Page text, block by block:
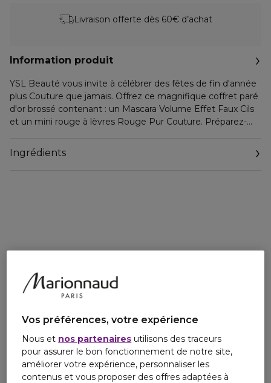
Livraison offerte dès 60€ d’achat
Information produit
YSL Beauté vous invite à célébrer des fêtes de fin d'année
plus Couture que jamais. Offrez ce magnifique coffret paré
d'or brossé contenant : un Mascara Volume Effet Faux Cils
et un mini rouge à lèvres Rouge Pur Couture. Préparez-
plus de 15 ans, Mascara Volume Effet Faux Cils reste plus
que jamais la référence des mascaras volume. Souvent
Le nouveau rouge à lèvres à la couleur intense et au fini
lèvres pour un effet seconde peau. Grâce à sa texture
crémeuse, légère & confortable, Rouge Pur Couture
s'applique sans effort pour habiller les lèvres d'une couleur
ingrédients hydratent et protègent les lèvres. Les lèvres
sont plus douces et plus lisses à chaque application.
Ingrédients
Vos préférences, votre expérience
Nous et nos partenaires utilisons des traceurs
pour assurer le bon fonctionnement de notre site,
améliorer votre expérience, personnaliser les
contenus et vous proposer des offres adaptées à